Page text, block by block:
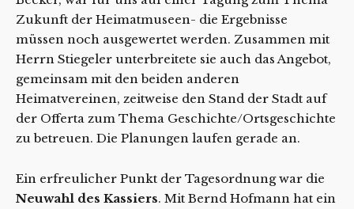
Zukunft der Heimatmuseen- die Ergebnisse
müssen noch ausgewertet werden. Zusammen mit
Herrn Stiegeler unterbreitete sie auch das Angebot,
gemeinsam mit den beiden anderen
Heimatvereinen, zeitweise den Stand der Stadt auf
der Offerta zum Thema Geschichte/Ortsgeschichte
zu betreuen. Die Planungen laufen gerade an.
Ein erfreulicher Punkt der Tagesordnung war die
Neuwahl des Kassiers. Mit Bernd Hofmann hat ein